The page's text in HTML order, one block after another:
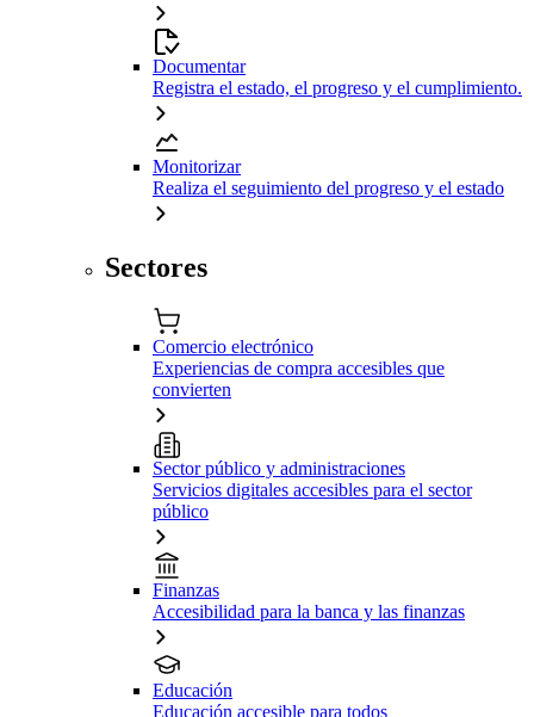
Documentar
Registra el estado, el progreso y el cumplimiento.
Monitorizar
Realiza el seguimiento del progreso y el estado
Sectores
Comercio electrónico
Experiencias de compra accesibles que
convierten
Sector público y administraciones
Servicios digitales accesibles para el sector
público
Finanzas
Accesibilidad para la banca y las finanzas
Educación
Educación accesible para todos